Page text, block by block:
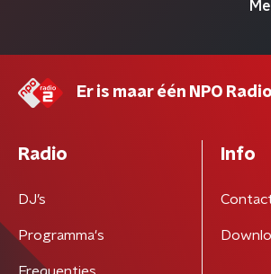
Er is maar één NPO
Radio
DJ’s
Programma's
Info